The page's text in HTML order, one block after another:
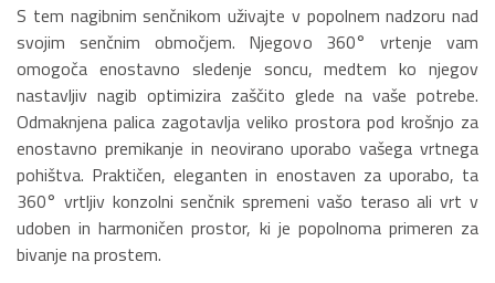
S tem nagibnim senčnikom uživajte v popolnem nadzoru nad
svojim senčnim območjem. Njegovo 360° vrtenje vam
omogoča enostavno sledenje soncu, medtem ko njegov
nastavljiv nagib optimizira zaščito glede na vaše potrebe.
Odmaknjena palica zagotavlja veliko prostora pod krošnjo za
enostavno premikanje in neovirano uporabo vašega vrtnega
pohištva. Praktičen, eleganten in enostaven za uporabo, ta
360° vrtljiv konzolni senčnik spremeni vašo teraso ali vrt v
udoben in harmoničen prostor, ki je popolnoma primeren za
bivanje na prostem.